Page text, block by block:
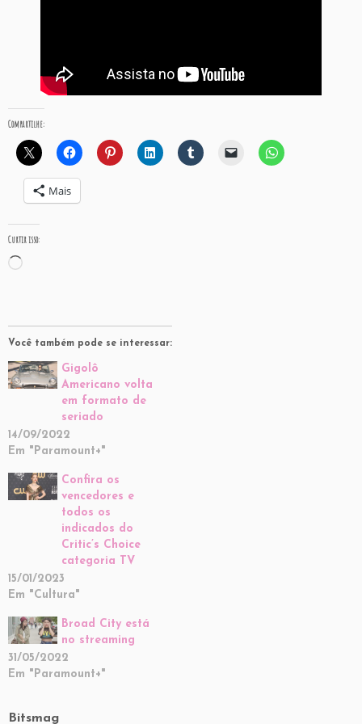
Compartilhe:
Mais
Curtir isso:
Carregando...
Você também pode se interessar:
Gigolô
Americano volta
em formato de
seriado
14/09/2022
Em "Paramount+"
Confira os
vencedores e
todos os
indicados do
Critic’s Choice
categoria TV
15/01/2023
Em "Cultura"
Broad City está
no streaming
31/05/2022
Em "Paramount+"
Bitsmag